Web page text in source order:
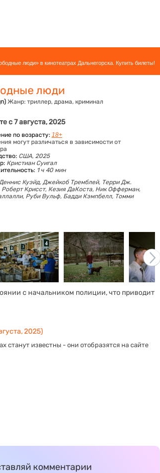
люди» в кинотеатрах Дальнегорска. Купить билеты!
люди
Жанр: триллер, драма, криминал
с 7 августа, 2025
по возрасту: 18+
могут различаться в зависимости от
США, 2025
Кристиан Суигал
1 ч 40 мин
Куэйд, Джейкоб Тремблей, Терри Дж.
Роберт Крисст, Кезия ДаКоста, Ник Офферман,
Руби Вульф, Бадди Кэмпбелл, Томми
с начальником полиции, что приводит
2025)
станут известны - они отобразятся на сайте
комментарии